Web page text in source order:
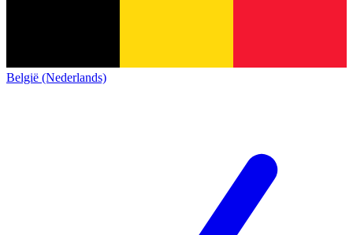
België (Nederlands)